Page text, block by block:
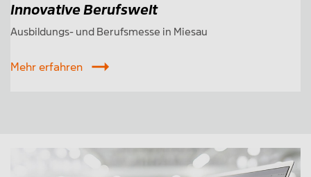
Innovative Berufswelt
Ausbildungs- und Berufsmesse in Miesau
Mehr erfahren